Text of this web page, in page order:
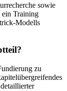
sowie
ein Training
Modells
zu